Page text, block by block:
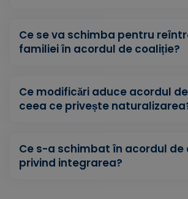
Ce se va schimba pentru
familiei în acordul de coaliție?
Ce modificări aduce acordul
ceea ce privește
Ce s-a schimbat în acordul de
privind integrarea?